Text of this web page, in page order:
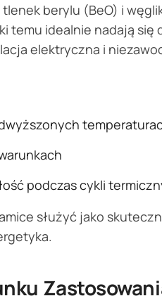
berylu (BeO) i
temu idealnie nadają
elektryczna i
podczas cykli
służyć jako